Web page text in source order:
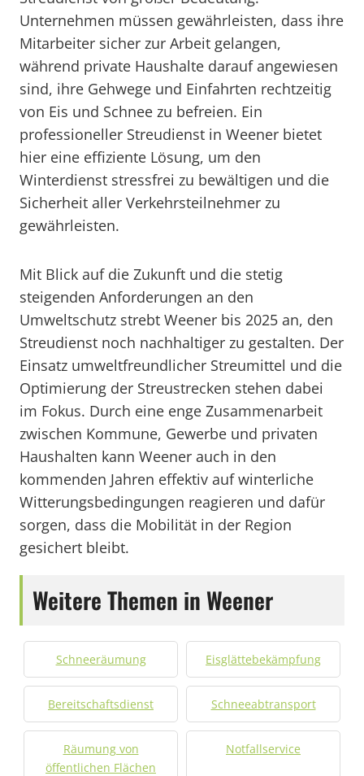
Unternehmen müssen gewährleisten, dass ihre
Mitarbeiter sicher zur Arbeit gelangen,
während private Haushalte darauf angewiesen
sind, ihre Gehwege und Einfahrten rechtzeitig
von Eis und Schnee zu befreien. Ein
professioneller Streudienst in Weener bietet
hier eine effiziente Lösung, um den
Winterdienst stressfrei zu bewältigen und die
Sicherheit aller Verkehrsteilnehmer zu
gewährleisten.
Mit Blick auf die Zukunft und die stetig
steigenden Anforderungen an den
Umweltschutz strebt Weener bis 2025 an, den
Streudienst noch nachhaltiger zu gestalten. Der
Einsatz umweltfreundlicher Streumittel und die
Optimierung der Streustrecken stehen dabei
im Fokus. Durch eine enge Zusammenarbeit
zwischen Kommune, Gewerbe und privaten
Haushalten kann Weener auch in den
kommenden Jahren effektiv auf winterliche
Witterungsbedingungen reagieren und dafür
sorgen, dass die Mobilität in der Region
gesichert bleibt.
Weitere Themen in Weener
Schneeräumung Eisglättebekämpfung
Bereitschaftsdienst Schneeabtransport
Räumung von
öffentlichen Flächen
Notfallservice